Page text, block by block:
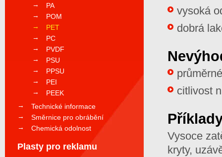
vysoká
dobrá
citlivost
Vysoce
kryty,
PA
POM
PET
PC
PVDF
PSU
PPSU
PEI
PEEK
Technické informace
Směrnice pro obrábění
Chemická odolnost
Plasty pro reklamu